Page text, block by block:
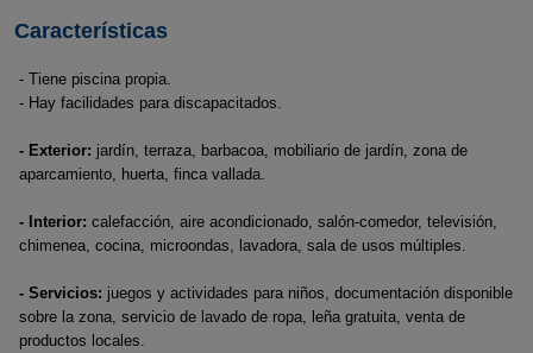
Características
- Tiene piscina propia.
- Hay facilidades para discapacitados.
- Exterior: jardín, terraza, barbacoa, mobiliario de jardín, zona de
aparcamiento, huerta, finca vallada.
- Interior: calefacción, aire acondicionado, salón-comedor, televisión,
chimenea, cocina, microondas, lavadora, sala de usos múltiples.
- Servicios: juegos y actividades para niños, documentación disponible
sobre la zona, servicio de lavado de ropa, leña gratuita, venta de
productos locales.